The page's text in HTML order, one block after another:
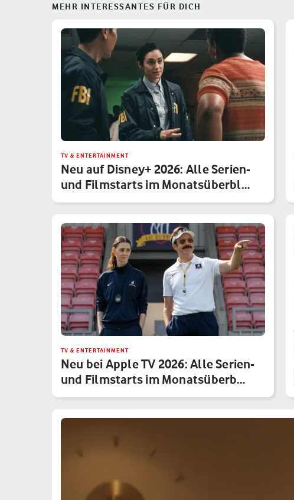
MEHR INTERESSANTES FÜR DICH
TV & ENTERTAINMENT
Neu auf Disney+ 2026: Alle Serien-
und Filmstarts im Monatsüberbl…
TV & ENTERTAINMENT
Neu bei Apple TV 2026: Alle Serien-
und Filmstarts im Monatsüberb…